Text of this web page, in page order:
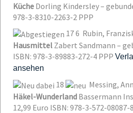
Küche Dorling Kindersley –
978-3-8310-2263-2 PPP
176 Rubin,
Hausmittel Zabert Sandmann –
ISBN: 978-3-89883-272-4 PPP
ansehen
18 Messing,
Häkel-Wunderland Bassermann
12,99 Euro ISBN: 978-3-572-08087-8